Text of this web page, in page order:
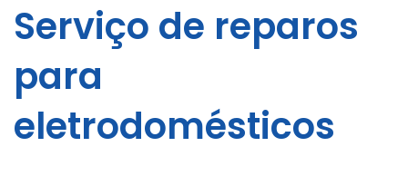
Serviço de reparos
para
eletrodomésticos